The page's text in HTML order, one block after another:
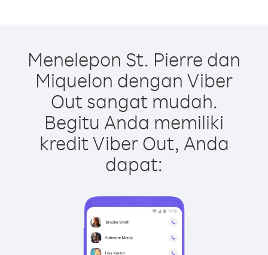
Menelepon St. Pierre dan
Miquelon dengan Viber
Out sangat mudah.
Begitu Anda memiliki
kredit Viber Out, Anda
dapat: